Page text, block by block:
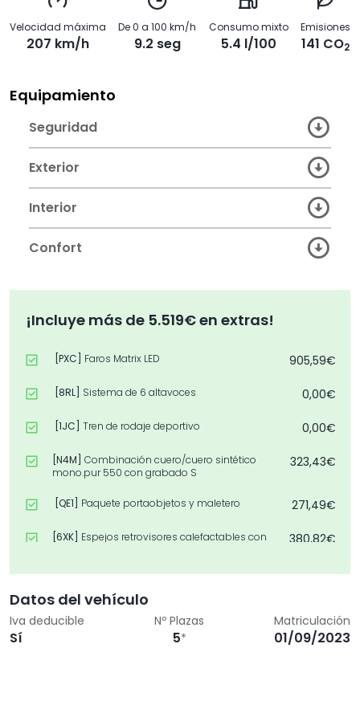
Velocidad máxima
207 km/h
De 0 a 100 km/h
9.2 seg
Consumo mixto
5.4 l/100
Emisiones
141 CO2
Equipamiento
Seguridad
Exterior
Interior
Confort
¡Incluye más de 5.519€ en extras!
[PXC] Faros Matrix LED 905,59€
[8RL] Sistema de 6 altavoces 0,00€
[1JC] Tren de rodaje deportivo 0,00€
[N4M] Combinación cuero/cuero sintético
mono.pur 550 con grabado S
323,43€
[QE1] Paquete portaobjetos y maletero 271,49€
[6XK] Espejos retrovisores calefactables con
antideslumbrante
380,82€
[7X5] Park Assist
Resposacabezas ajustables
161,71€
Datos del vehículo
Iva deducible
Sí
Nº Plazas
5*
Matriculación
01/09/2023